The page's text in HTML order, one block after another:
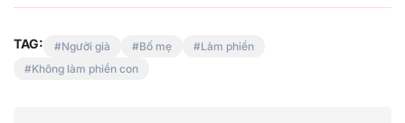
TAG: Người già Bố mẹ
Làm phiền
Không làm phiền con